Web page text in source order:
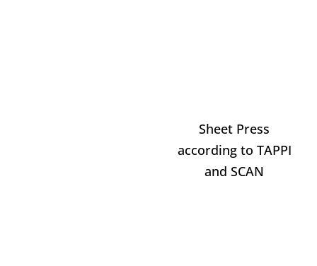
Sheet Press
according to TAPPI
and SCAN